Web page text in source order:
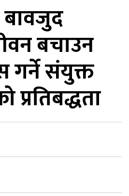
बचाउन
गर्ने संयुक्त
प्रतिबद्धता